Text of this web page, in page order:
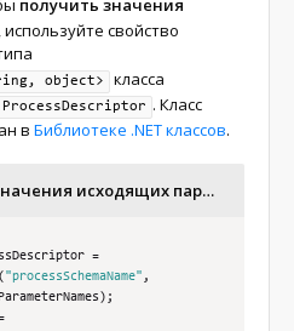
processSchemaUId,
схемы с передачей
параметров.*/
=
(processSchemaName ,
исходящих
(processSchemaUId
);
получить значения
, используйте свойство
object> класса
. Класс
в Библиотеке .NET классов.
Пример получения значения исходящих параметров
=
( "processSchemaName" ,
);